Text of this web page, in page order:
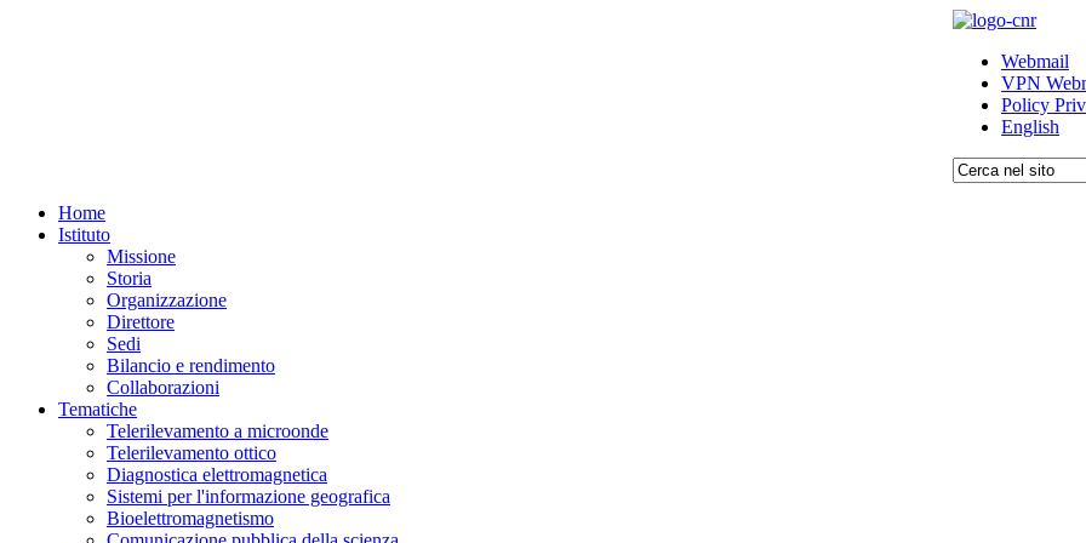
Webmail
VPN
Policy
English
Home
Istituto
Missione
Storia
Organizzazione
Direttore
Sedi
Bilancio e rendimento
Collaborazioni
Tematiche
Telerilevamento a microonde
Telerilevamento ottico
Diagnostica elettromagnetica
Sistemi per l'informazione geografica
Bioelettromagnetismo